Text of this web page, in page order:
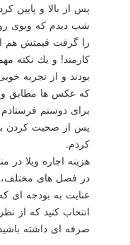
پس از بالا و پایین
شب دیدم كه ویوی
را گرفت قیمتش هم
كارمند! و یك نكته
بودند و از تجربه
كه عكس ها مطابق
برای دوستم فرستادم
پس از صحبت كردن با
كردم.
هزینه اجاره ویلا
در فصل های مختلف،
عنایت به بودجه ای
انتخاب كنید كه از
صرفه ای داشته